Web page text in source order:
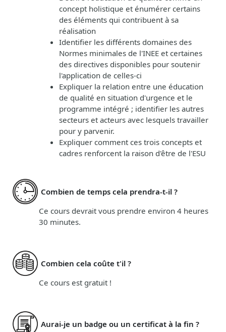
concept holistique et énumérer certains
des éléments qui contribuent à sa
réalisation
Identifier les différents domaines des
Normes minimales de l'INEE et certaines
des directives disponibles pour soutenir
l'application de celles-ci
Expliquer la relation entre une éducation
de qualité en situation d'urgence et le
programme intégré ; identifier les autres
secteurs et acteurs avec lesquels travailler
pour y parvenir.
Expliquer comment ces trois concepts et
cadres renforcent la raison d'être de l'ESU
Combien de temps cela prendra-t-il ?
Ce cours devrait vous prendre environ 4 heures
30 minutes.
Combien cela coûte t'il ?
Ce cours est gratuit !
Aurai-je un badge ou un certificat à la fin ?